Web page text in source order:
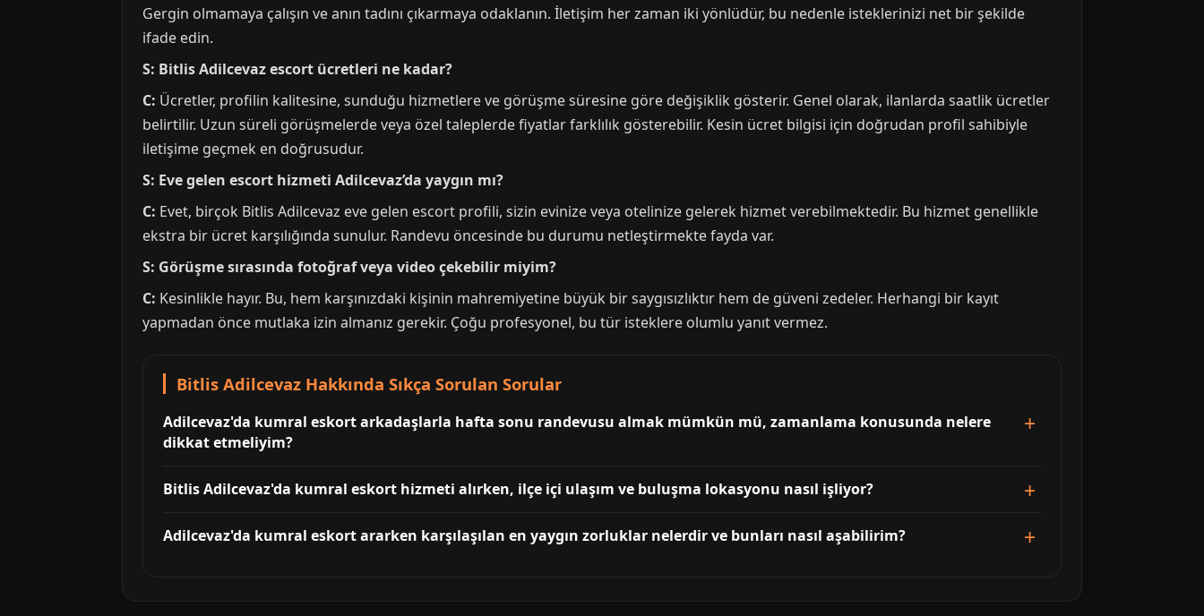
Gergin olmamaya çalışın ve anın tadını çıkarmaya odaklanın. İletişim her zaman iki yönlüdür, bu nedenle isteklerinizi net bir şekilde
ifade edin.
S: Bitlis Adilcevaz escort ücretleri ne kadar?
C: Ücretler, profilin kalitesine, sunduğu hizmetlere ve görüşme süresine göre değişiklik gösterir. Genel olarak, ilanlarda saatlik ücretler
belirtilir. Uzun süreli görüşmelerde veya özel taleplerde fiyatlar farklılık gösterebilir. Kesin ücret bilgisi için doğrudan profil sahibiyle
iletişime geçmek en doğrusudur.
S: Eve gelen escort hizmeti Adilcevaz’da yaygın mı?
C: Evet, birçok Bitlis Adilcevaz eve gelen escort profili, sizin evinize veya otelinize gelerek hizmet verebilmektedir. Bu hizmet genellikle
ekstra bir ücret karşılığında sunulur. Randevu öncesinde bu durumu netleştirmekte fayda var.
S: Görüşme sırasında fotoğraf veya video çekebilir miyim?
C: Kesinlikle hayır. Bu, hem karşınızdaki kişinin mahremiyetine büyük bir saygısızlıktır hem de güveni zedeler. Herhangi bir kayıt
yapmadan önce mutlaka izin almanız gerekir. Çoğu profesyonel, bu tür isteklere olumlu yanıt vermez.
Bitlis Adilcevaz Hakkında Sıkça Sorulan Sorular
Adilcevaz'da kumral eskort arkadaşlarla hafta sonu randevusu almak mümkün mü, zamanlama konusunda nelere
dikkat etmeliyim?
Bitlis Adilcevaz'da kumral eskort hizmeti alırken, ilçe içi ulaşım ve buluşma lokasyonu nasıl işliyor?
Adilcevaz'da kumral eskort ararken karşılaşılan en yaygın zorluklar nelerdir ve bunları nasıl aşabilirim?